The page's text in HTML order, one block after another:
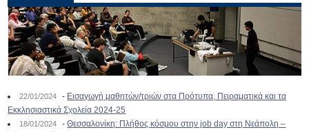
22/01/2024 - Εισαγωγή μαθητών/τριών στα Πρότυπα, Πειραματικά και τα
Εκκλησιαστικά Σχολεία 2024-25
18/01/2024 -Θεσσαλονίκη: Πλήθος κόσμου στην job day στη Νεάπολη –